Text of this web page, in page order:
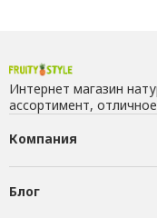
Интернет магазин
ассортимент,
Компания
Блог